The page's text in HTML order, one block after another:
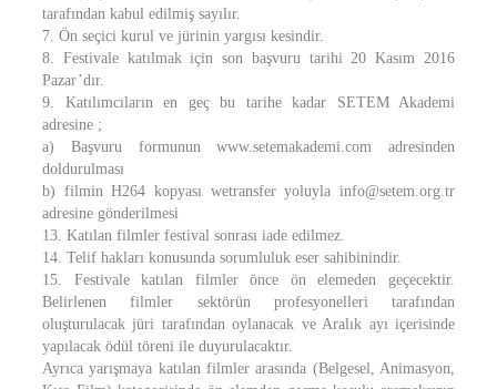
tarafından kabul edilmiş sayılır.
7. Ön seçici kurul ve jürinin yargısı kesindir.
8. Festivale katılmak için son başvuru tarihi 20 Kasım 2016
Pazar’dır.
9. Katılımcıların en geç bu tarihe kadar SETEM Akademi
adresine ;
a) Başvuru formunun www.setemakademi.com adresinden
doldurulması
b) filmin H264 kopyası wetransfer yoluyla info@setem.org.tr
adresine gönderilmesi
13. Katılan filmler festival sonrası iade edilmez.
14. Telif hakları konusunda sorumluluk eser sahibinindir.
15. Festivale katılan filmler önce ön elemeden geçecektir.
Belirlenen filmler sektörün profesyonelleri tarafından
oluşturulacak jüri tarafından oylanacak ve Aralık ayı içerisinde
yapılacak ödül töreni ile duyurulacaktır.
Ayrıca yarışmaya katılan filmler arasında (Belgesel, Animasyon,